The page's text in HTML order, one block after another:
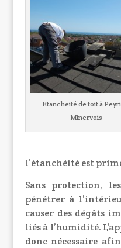
Etancheité de toit à
Minervois
l’étanchéité est
Sans protection,
pénétrer à
causer des dégâts
liés à l’humidité.
donc nécessaire